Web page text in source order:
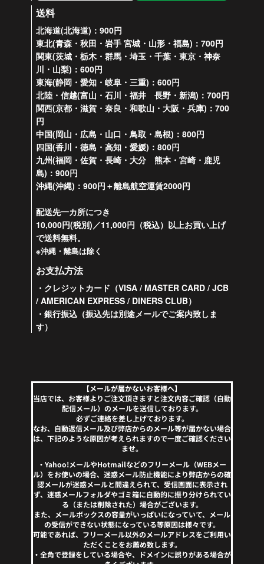
送料
北海道(北海道)：900円
東北(青森・秋田・岩手 宮城・山形・福島)：700円
関東(茨城・栃木・群馬・埼玉・千葉・東京・神奈
川・山梨)：600円
東海(静岡・愛知・岐阜・三重)：600円
北陸・信越(富山・石川・福井 長野・新潟)：700円
関西(京都・滋賀・奈良・和歌山・大阪・兵庫)：700
円
中国(岡山・広島・山口・鳥取・島根)：800円
四国(香川・徳島・高知・愛媛)：800円
九州(福岡・佐賀・長崎・大分 熊本・宮崎・鹿児
島)：900円
沖縄(沖縄)：900円＋離島航空運賃2000円
配送先一カ所につき
10,000円(税別)／11,000円（税込）以上お買い上げ
で送料無料。
※沖縄・離島は除く
お支払方法
・クレジットカード（VISA / MASTER CARD / JCB
/ AMERICAN EXPRESS / DINERS CLUB）
・銀行振込（振込先は別途メールでご案内致しま
す）
【メールが届かないお客様へ】
当店では、お客様よりご注文頂きますと注文内容ご確認（自動
配信メール）のメールを送信しております。
必ずご連絡を差し上げております。
なお、自動返信メール及び弊店からのメール等が届かない場合
は、下記のような原因が考えられますので一度ご確認ください
ませ。
・Yahoo!メールやHotmailなどのフリーメール（WEBメー
ル）をお使いの場合、迷惑メール防止機能により弊店からの確
認メールが迷惑メールと間違えられて、受信画面に表示され
ず、迷惑メールフォルダやゴミ箱に自動的に振り分けられてい
る（または削除された）場合がございます。
また、メールボックスの容量がいっぱいになっていて、メール
の受信ができない状態になっている等原因は様々です。
可能であれば、フリーメール以外のメールアドレスをご利用い
ただくことをお薦め致します。
・全角で登録をしている場合や、ドメインに誤りがある場合が